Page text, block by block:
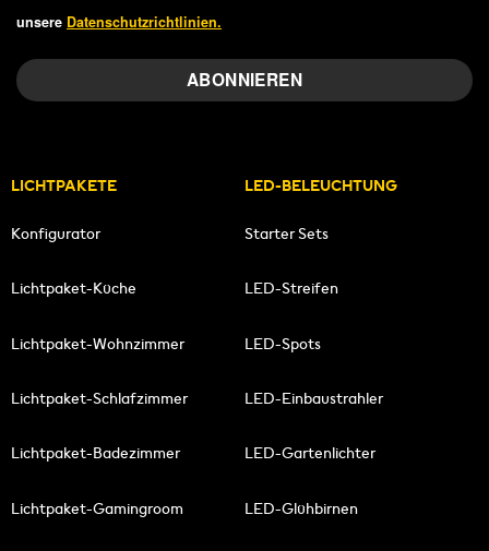
unsere Datenschutzrichtlinien.
LICHTPAKETE
Konfigurator
Lichtpaket-Küche
Lichtpaket-Wohnzimmer
Lichtpaket-Schlafzimmer
Lichtpaket-Badezimmer
Lichtpaket-Gamingroom
LED-BELEUCHTUNG
Starter Sets
LED-Streifen
LED-Spots
LED-Einbaustrahler
LED-Gartenlichter
LED-Glühbirnen